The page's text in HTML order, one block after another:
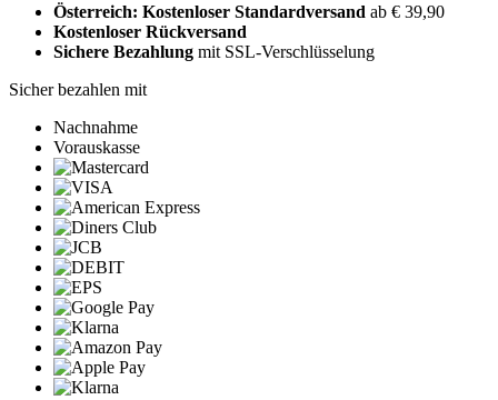
Österreich: Kostenloser Standardversand ab € 39,90
Kostenloser Rückversand
Sichere Bezahlung mit SSL-Verschlüsselung
Sicher bezahlen mit
Nachnahme
Vorauskasse